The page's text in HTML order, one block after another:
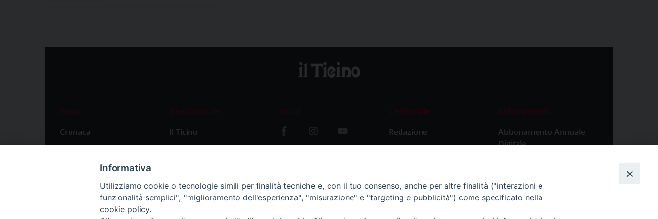
News
Cronaca
Attualità
Primo Piano
Il settimanale
Il Ticino
Abbonamenti
Social
L’editoriale
Redazione
Storia
Abbonamenti
Abbonamento Annuale
Digitale
Abbonamento Singola
Copia Digitale
Informativa
Utilizziamo cookie o tecnologie simili per finalità tecniche e, con il tuo consenso, anche per altre finalità ("interazioni e
funzionalità semplici", "miglioramento dell'esperienza", "misurazione" e "targeting e pubblicità") come specificato nella
cookie policy.